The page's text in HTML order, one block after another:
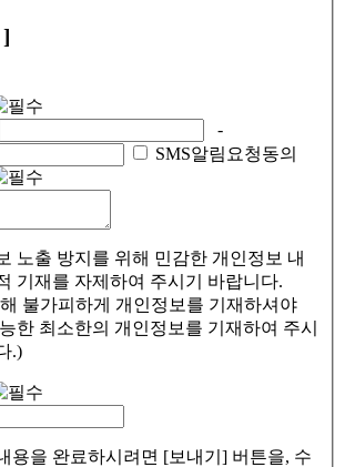
-
SMS알림요청동의
노출 방지를 위해 민감한 개인정보 내
기재를 자제하여 주시기 바랍니다.
불가피하게 개인정보를 기재하셔야
한 최소한의 개인정보를 기재하여 주시
.)
용을 완료하시려면 [보내기] 버튼을, 수